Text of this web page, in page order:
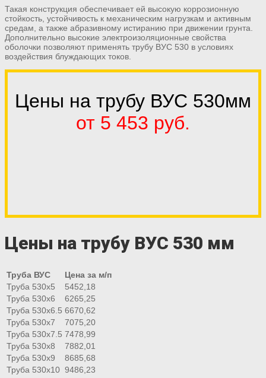
Такая конструкция обеспечивает ей высокую коррозионную
стойкость, устойчивость к механическим нагрузкам и активным
средам, а также абразивному истиранию при движении грунта.
Дополнительно высокие электроизоляционные свойства
оболочки позволяют применять трубу ВУС 530 в условиях
воздействия блуждающих токов.
Цены на трубу ВУС 530мм
от 5 453 руб.
Цены на трубу ВУС 530 мм
Труба ВУС
Цена за м/п
Труба 530х5
5452,18
Труба 530х6
6265,25
Труба 530х6.5 6670,62
Труба 530х7
7075,20
Труба 530х7.5 7478,99
Труба 530х8
7882,01
Труба 530х9
8685,68
Труба 530х10 9486,23